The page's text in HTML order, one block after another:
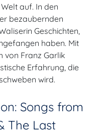
auf. In den
bezaubernden
Geschichten,
haben. Mit
von Franz Garlik
Erfahrung, die
wird.
Songs from
The Last